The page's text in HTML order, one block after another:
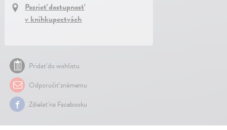
Pozrieť dostupnosť
v kníhkupectvách
Pridať do wishlistu
Odporučiť známemu
Zdielať na Facebooku